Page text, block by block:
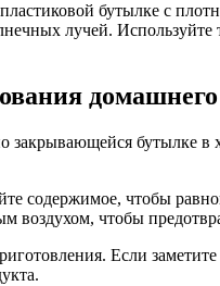
бутылке с
лучей.
бутылке в
содержимое, чтобы
воздухом, чтобы
Если